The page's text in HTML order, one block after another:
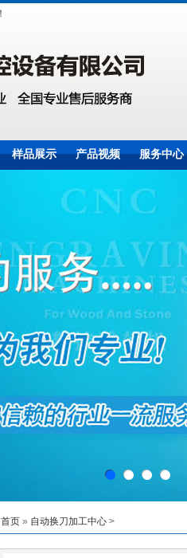
样品展示 产品视频 服务中心
首页 » 自动换刀加工中心 >